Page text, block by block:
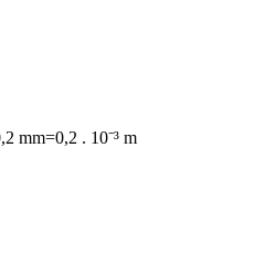
mm=0,2 . 10⁻³ m